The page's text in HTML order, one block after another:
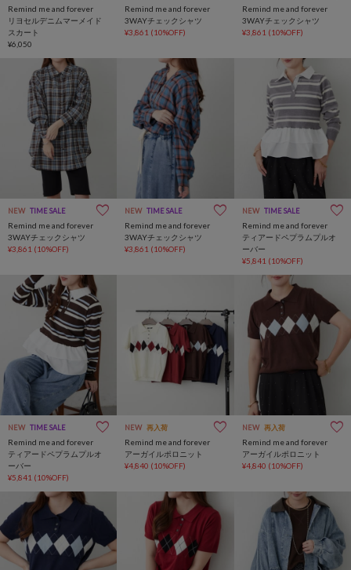
Remind me and forever
リヨセルデニムマーメイド
スカート
¥6,050
Remind me and forever
3WAYチェックシャツ
¥3,861 (10%OFF)
Remind me and forever
3WAYチェックシャツ
¥3,861 (10%OFF)
NEW TIME SALE
Remind me and forever
3WAYチェックシャツ
¥3,861 (10%OFF)
NEW TIME SALE
Remind me and forever
3WAYチェックシャツ
¥3,861 (10%OFF)
NEW TIME SALE
Remind me and forever
ティアードペプラムプルオ
ーバー
¥5,841 (10%OFF)
NEW TIME SALE
Remind me and forever
ティアードペプラムプルオ
ーバー
¥5,841 (10%OFF)
NEW 再入荷
Remind me and forever
アーガイルポロニット
¥4,840 (10%OFF)
NEW 再入荷
Remind me and forever
アーガイルポロニット
¥4,840 (10%OFF)